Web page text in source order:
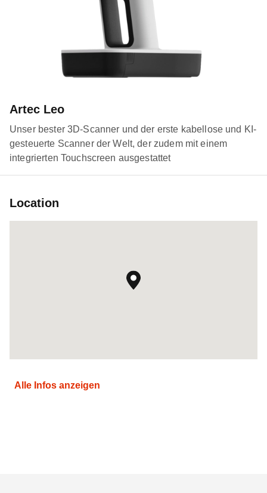
Artec Leo
Unser bester 3D-Scanner und der erste kabellose und KI-
gesteuerte Scanner der Welt, der zudem mit einem
integrierten Touchscreen ausgestattet
Location
Alle Infos anzeigen